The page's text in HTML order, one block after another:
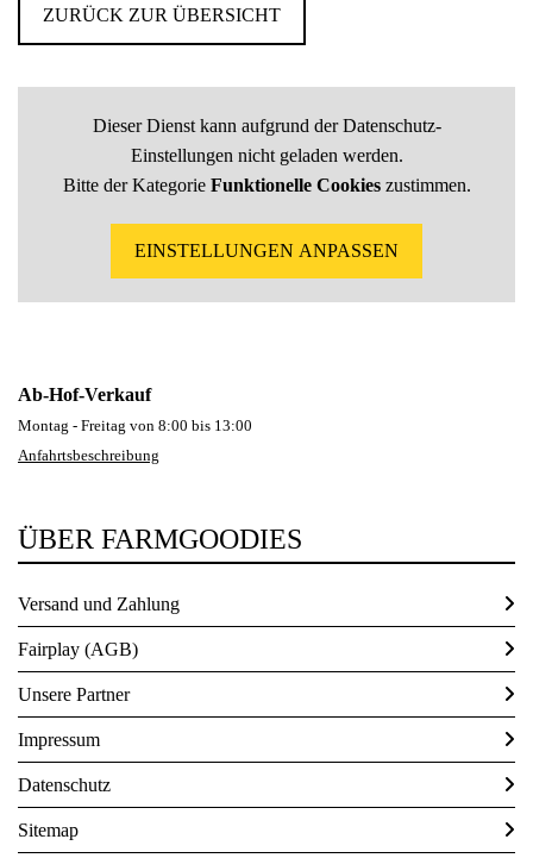
ZURÜCK ZUR ÜBERSICHT
Dieser Dienst kann aufgrund der Datenschutz-
Einstellungen nicht geladen werden.
Bitte der Kategorie Funktionelle Cookieszustimmen.
EINSTELLUNGEN ANPASSEN
Ab-Hof-Verkauf
Montag - Freitag von 8:00 bis 13:00
Anfahrtsbeschreibung
ÜBER FARMGOODIES
Versand und Zahlung
Fairplay (AGB)
Unsere Partner
Impressum
Datenschutz
Sitemap